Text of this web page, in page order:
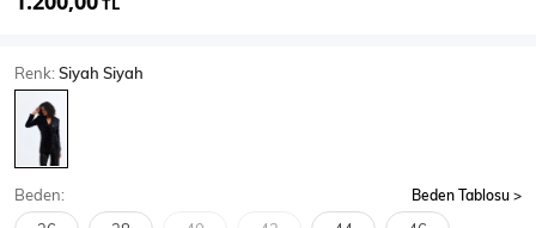
Body
SPOR GİYİM
TL
Renk:Siyah Siyah
Beden: Beden Tablosu